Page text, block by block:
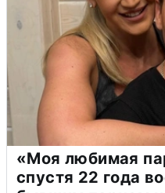
«Моя любимая
спустя 22 года